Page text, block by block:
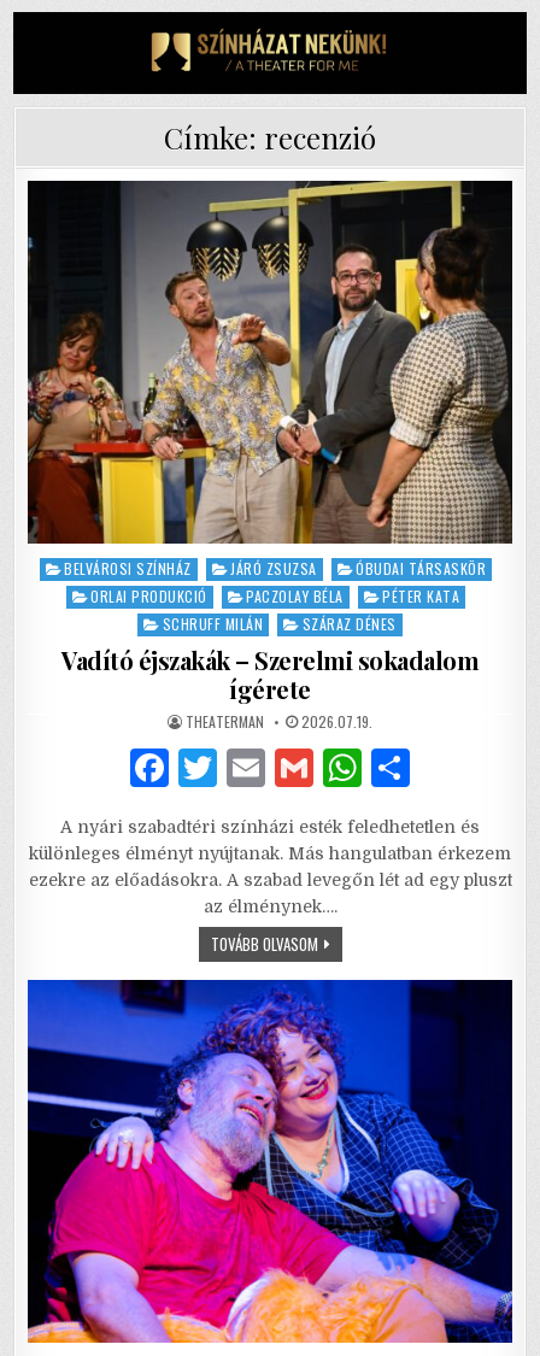
Címke: recenzió
Posted
BELVÁROSI SZÍNHÁZ JÁRÓ ZSUZSA
ÓBUDAI TÁRSASKÖR
ORLAI PRODUKCIÓ
PACZOLAY BÉLA
PÉTER KATA
SCHRUFF MILÁN
SZÁRAZ DÉNES
Vadító éjszakák – Szerelmi sokadalom
ígérete
AUTHOR:
THEATERMAN PUBLISHED
DATE:
2026.07.19.
F
c
e
b
o
k
T
it
te
r
E
ai
l
G
ai
l
W
at
s
ar
e
A nyári szabadtéri színházi esték feledhetetlen és
különleges élményt nyújtanak. Más hangulatban érkezem
ezekre az előadásokra. A szabad levegőn lét ad egy pluszt
az élménynek….
TOVÁBB OLVASOMVADÍTÓ
ÉJSZAKÁK
–
SOKADALOM
ÍGÉRETE